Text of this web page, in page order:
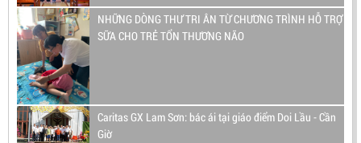
NHỮNG DÒNG THƯ TRI ÂN TỪ CHƯƠNG TRÌNH HỖ TRỢ
SỮA CHO TRẺ TỔN THƯƠNG NÃO
Caritas GX Lam Sơn: bác ái tại giáo điểm Doi Lầu - Cần
Giờ